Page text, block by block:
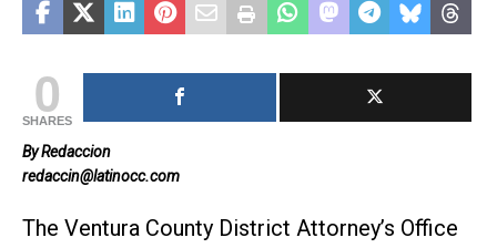
0
SHARES
By Redaccion
redaccin@latinocc.com
The Ventura County District Attorney’s Office